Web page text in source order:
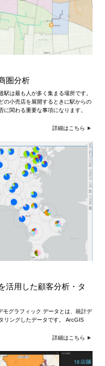
圏分析
は最も人が多く集まる場所です。
の小売店を展開するときに駅からの
に関わる重要な事項になります。
詳細はこちら
活用した顧客分析・タ
グラフィック データとは、統計デ
リングしたデータです。 ArcGIS
詳細はこちら